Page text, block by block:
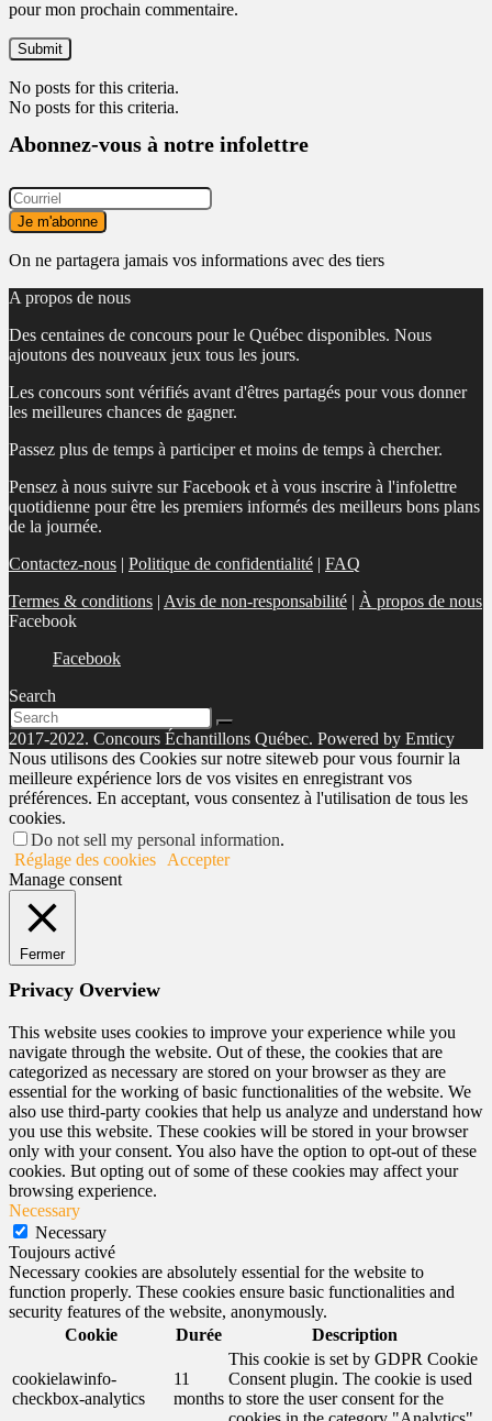
pour mon prochain commentaire.
No posts for this criteria.
No posts for this criteria.
Abonnez-vous à notre infolettre
On ne partagera jamais vos informations avec des tiers
A propos de nous
Des centaines de concours pour le Québec disponibles. Nous
ajoutons des nouveaux jeux tous les jours.
Les concours sont vérifiés avant d'êtres partagés pour vous donner
les meilleures chances de gagner.
Passez plus de temps à participer et moins de temps à chercher.
Pensez à nous suivre sur Facebook et à vous inscrire à l'infolettre
quotidienne pour être les premiers informés des meilleurs bons plans
de la journée.
Contactez-nous | Politique de confidentialité | FAQ
Termes & conditions | Avis de non-responsabilité | À propos de nous
Facebook
Facebook
Search
2017-2022. Concours Échantillons Québec. Powered by Emticy
Nous utilisons des Cookies sur notre siteweb pour vous fournir la
meilleure expérience lors de vos visites en enregistrant vos
préférences. En acceptant, vous consentez à l'utilisation de tous les
cookies.
Do not sell my personal information.
Réglage des cookies
Accepter
Manage consent
Fermer
Privacy Overview
This website uses cookies to improve your experience while you
navigate through the website. Out of these, the cookies that are
categorized as necessary are stored on your browser as they are
essential for the working of basic functionalities of the website. We
also use third-party cookies that help us analyze and understand how
you use this website. These cookies will be stored in your browser
only with your consent. You also have the option to opt-out of these
cookies. But opting out of some of these cookies may affect your
browsing experience.
Necessary
Necessary
Toujours activé
Necessary cookies are absolutely essential for the website to
function properly. These cookies ensure basic functionalities and
security features of the website, anonymously.
Cookie
Durée Description
cookielawinfo-
checkbox-analytics
11
months
This cookie is set by GDPR Cookie
Consent plugin. The cookie is used
to store the user consent for the